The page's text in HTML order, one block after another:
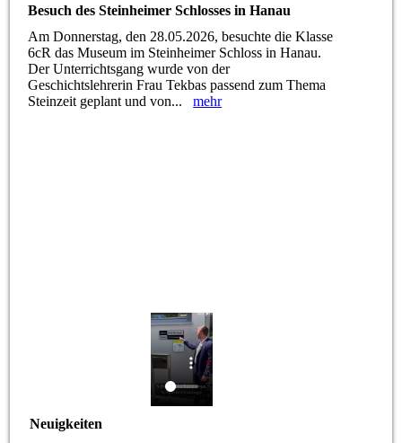
Besuch des Steinheimer Schlosses in Hanau
Am Donnerstag, den 28.05.2026, besuchte die Klasse
6cR das Museum im Steinheimer Schloss in Hanau.
Der Unterrichtsgang wurde von der
Geschichtslehrerin Frau Tekbas passend zum Thema
Steinzeit geplant und von...mehr
Neuigkeiten